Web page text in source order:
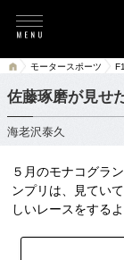
モータースポーツ F1
佐藤琢磨が見せ
海老沢泰久
５月のモナコグラ
ンプリは、見てい
しいレースをするよ